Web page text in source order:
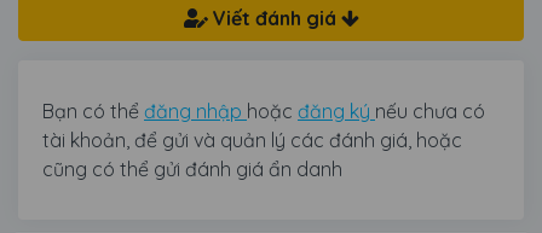
Viết đánh giá
Bạn có thể đăng nhập hoặc đăng ký nếu chưa có
tài khoản, để gửi và quản lý các đánh giá, hoặc
cũng có thể gửi đánh giá ẩn danh